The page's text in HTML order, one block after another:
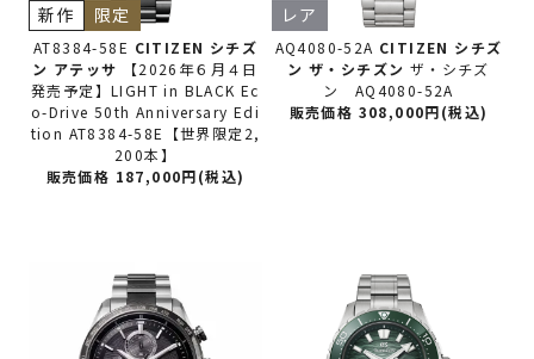
AT8384-58E CITIZEN シチズ
ン アテッサ
【2026年６月４日
発売予定】LIGHT in BLACK Ec
o-Drive 50th Anniversary Edi
tion AT8384-58E【世界限定2,
200本】
新作 限定
販売価格 187,000円(税込)
AQ4080-52A CITIZEN シチズ
ン ザ・シチズン ザ・シチズ
ン AQ4080-52A
レア
販売価格 308,000円(税込)